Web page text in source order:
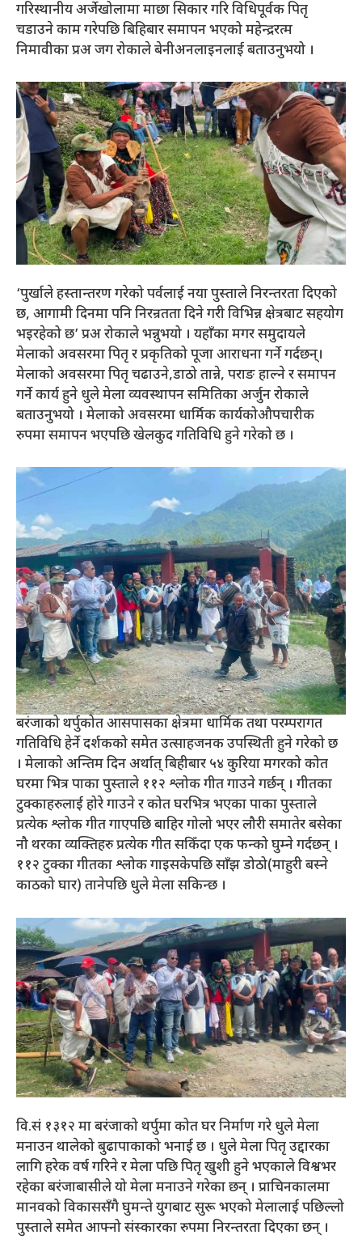
गरिस्थानीय अर्जेखोलामा माछा सिकार गरि विधिपूर्वक पितृ
चडाउने काम गरेपछि बिहिबार समापन भएको महेन्द्ररत्म
निमावीका प्रअ जग रोकाले बेनीअनलाइनलाई बताउनुभयो ।
‘पुर्खाले हस्तान्तरण गरेको पर्वलाई नया पुस्ताले निरन्तरता दिएको
छ, आगामी दिनमा पनि निरन्रतता दिने गरी विभिन्न क्षेत्रबाट सहयोग
भइरहेको छ’ प्रअ रोकाले भन्नुभयो । यहाँका मगर समुदायले
मेलाको अवसरमा पितृ र प्रकृतिको पूजा आराधना गर्ने गर्दछन्।
मेलाको अवसरमा पितृ चढाउने,डाठो तान्ने, पराङ हाल्ने र समापन
गर्ने कार्य हुने धुले मेला व्यवस्थापन समितिका अर्जुन रोकाले
बताउनुभयो । मेलाको अवसरमा धार्मिक कार्यकोऔपचारीक
रुपमा समापन भएपछि खेलकुद गतिविधि हुने गरेको छ ।
बरंजाको थर्पुकोत आसपासका क्षेत्रमा धार्मिक तथा परम्परागत
गतिविधि हेर्ने दर्शकको समेत उत्साहजनक उपस्थिती हुने गरेको छ
। मेलाको अन्तिम दिन अर्थात् बिहीबार ५४ कुरिया मगरको कोत
घरमा भित्र पाका पुस्ताले ११२ श्लोक गीत गाउने गर्छन् । गीतका
टुक्काहरुलाई होरे गाउने र कोत घरभित्र भएका पाका पुस्ताले
प्रत्येक श्लोक गीत गाएपछि बाहिर गोलो भएर लौरी समातेर बसेका
नौ थरका व्यक्तिहरु प्रत्येक गीत सकिँदा एक फन्को घुम्ने गर्दछन् ।
११२ टुक्का गीतका श्लोक गाइसकेपछि साँझ डोठो(माहुरी बस्ने
काठको घार) तानेपछि धुले मेला सकिन्छ ।
वि.सं १३१२ मा बरंजाको थर्पुमा कोत घर निर्माण गरे धुले मेला
मनाउन थालेको बुढापाकाको भनाई छ । धुले मेला पितृ उद्दारका
लागि हरेक वर्ष गरिने र मेला पछि पितृ खुशी हुने भएकाले विश्वभर
रहेका बरंजाबासीले यो मेला मनाउने गरेका छन् । प्राचिनकालमा
मानवको विकाससँगै घुमन्ते युगबाट सुरू भएको मेलालाई पछिल्लो
पुस्ताले समेत आफ्नो संस्कारका रुपमा निरन्तरता दिएका छन् ।